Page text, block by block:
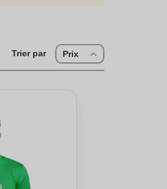
shirt sport ou un t and
Trier par Prix